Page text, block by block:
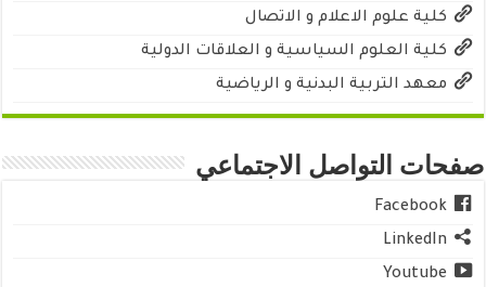
كلية علوم الاعلام و الاتصال
كلية العلوم السياسية و العلاقات الدولية
معهد التربية البدنية و الرياضية
صفحات التواصل الاجتماعي
Facebook
LinkedIn
Youtube